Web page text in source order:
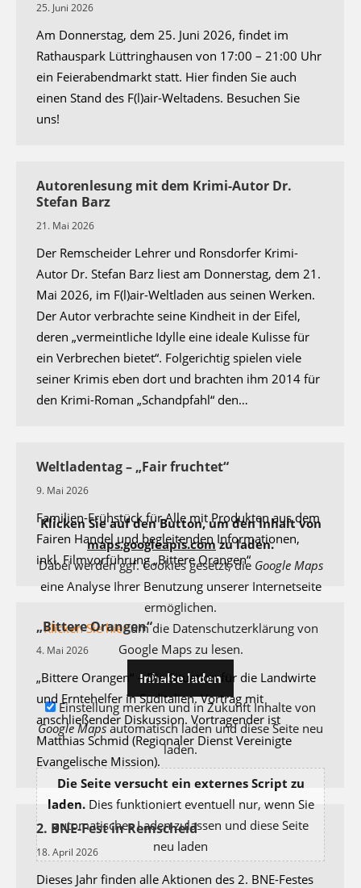
Klicken Sie auf den Button, um den Inhalt von
maps.googleapis.comzu laden.
Dabei werden ggf. Cookies gesetzt, die Google Maps
eine Analyse Ihrer Benutzung unserer Internetseite
ermöglichen.
Klicken Sie hierum die Datenschutzerklärung von
Google Maps zu lesen.
Inhalte laden
Einstellung merken und in Zukunft Inhalte von
Google Mapsautomatisch laden und diese Seite neu
laden.
Die Seite versucht ein externes Script zu
laden.Dies funktioniert eventuell nur, wenn Sie
automatisches Laden zulassen und diese Seite
neu laden
25. Juni 2026
Am Donnerstag, dem 25. Juni 2026, findet im
Rathauspark Lüttringhausen von 17:00 – 21:00 Uhr
ein Feierabendmarkt statt. Hier finden Sie auch
einen Stand des F(l)air-Weltadens. Besuchen Sie
uns!
Autorenlesung mit dem Krimi-Autor Dr.
Stefan Barz
21. Mai 2026
Der Remscheider Lehrer und Ronsdorfer Krimi-
Autor Dr. Stefan Barz liest am Donnerstag, dem 21.
Mai 2026, im F(l)air-Weltladen aus seinen Werken.
Der Autor verbrachte seine Kindheit in der Eifel,
deren „vermeintliche Idylle eine ideale Kulisse für
ein Verbrechen bietet“. Folgerichtig spielen viele
seiner Krimis eben dort und brachten ihm 2014 für
den Krimi-Roman „Schandpfahl“ den…
Weltladentag – „Fair fruchtet“
9. Mai 2026
Familien-Frühstück für Alle mit Produkten aus dem
Fairen Handel und begleitenden Informationen,
inkl. Filmvorführung „Bittere Orangen“
„Bittere Orangen“
4. Mai 2026
„Bittere Orangen“ – Die Situation für die Landwirte
und Erntehelfer in Süditalien. Vortrag mit
anschließender Diskussion. Vortragender ist
Matthias Schmid (Regionaler Dienst Vereinigte
Evangelische Mission).
2. BNE-Fest in Remscheid
18. April 2026
Dieses Jahr finden alle Aktionen des 2. BNE-Festes